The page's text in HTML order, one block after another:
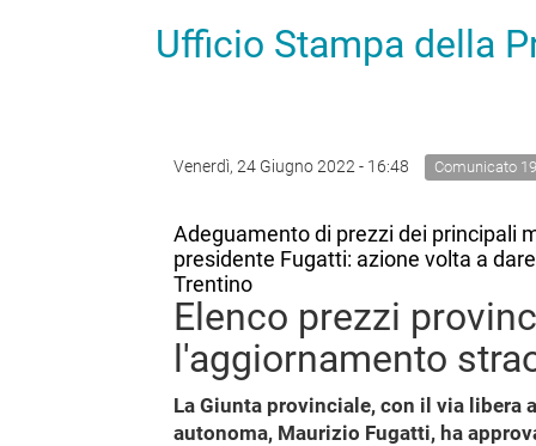
Ufficio Stampa della
Venerdì, 24 Giugno 2022 - 16:48 Comunicato
Adeguamento di prezzi dei principali
presidente Fugatti: azione volta a
Trentino
Elenco prezzi
l'aggiornamento
La Giunta provinciale, con il via libera
autonoma, Maurizio Fugatti, ha